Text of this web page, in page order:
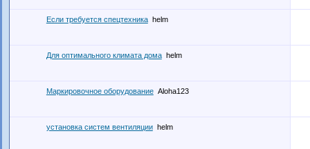
Если требуется спецтехника helm
Для оптимального климата дома helm
Маркировочное оборудование Aloha123
установка систем вентиляции helm